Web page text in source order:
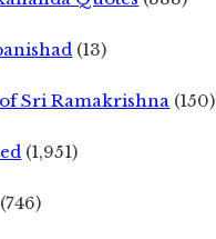
(13)
Sri Ramakrishna (150)
(1,951)
(746)